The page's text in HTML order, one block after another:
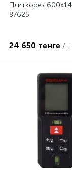
Плиткорез
87625
24 650 тенге /